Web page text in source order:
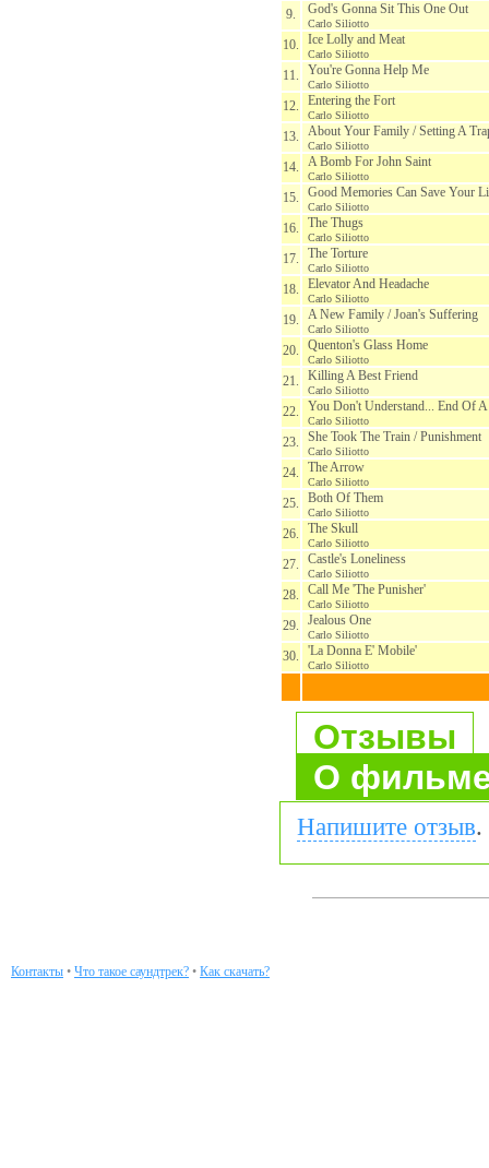
9. God's Gonna Sit This One Out
Carlo Siliotto
10. Ice Lolly and Meat
Carlo Siliotto
11. You're Gonna Help Me
Carlo Siliotto
12. Entering the Fort
Carlo Siliotto
13. About Your Family / Setting A
Carlo Siliotto
14. A Bomb For John Saint
Carlo Siliotto
15. Good Memories Can Save Your
Carlo Siliotto
16. The Thugs
Carlo Siliotto
17. The Torture
Carlo Siliotto
18. Elevator And Headache
Carlo Siliotto
19. A New Family / Joan's Suffering
Carlo Siliotto
20. Quenton's Glass Home
Carlo Siliotto
21. Killing A Best Friend
Carlo Siliotto
22. You Don't Understand... End Of
Carlo Siliotto
23. She Took The Train / Punishment
Carlo Siliotto
24. The Arrow
Carlo Siliotto
25. Both Of Them
Carlo Siliotto
26. The Skull
Carlo Siliotto
27. Castle's Loneliness
Carlo Siliotto
28. Call Me 'The Punisher'
Carlo Siliotto
29. Jealous One
Carlo Siliotto
30. 'La Donna E' Mobile'
Carlo Siliotto
Отзывы
О
Напишите отзыв.
Контакты • Что такое саундтрек? • Как скачать?